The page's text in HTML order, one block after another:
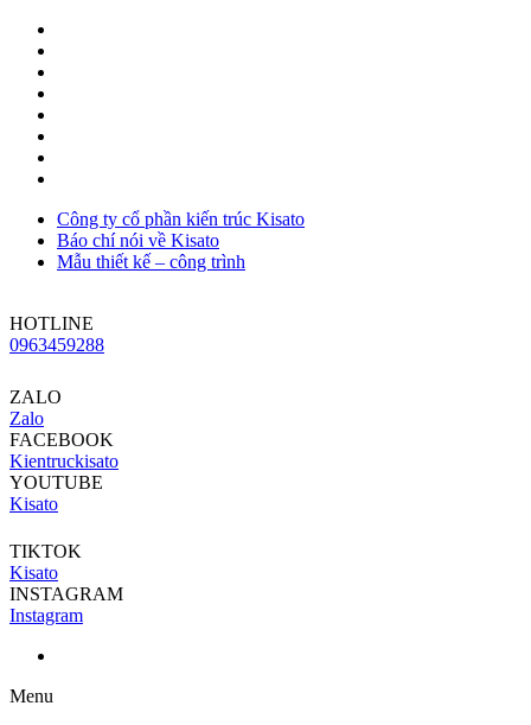
Công ty cổ phần kiến trúc Kisato
Báo chí nói về Kisato
Mẫu thiết kế – công trình
HOTLINE
0963459288
ZALO
Zalo
FACEBOOK
Kientruckisato
YOUTUBE
Kisato
TIKTOK
Kisato
INSTAGRAM
Instagram
Menu